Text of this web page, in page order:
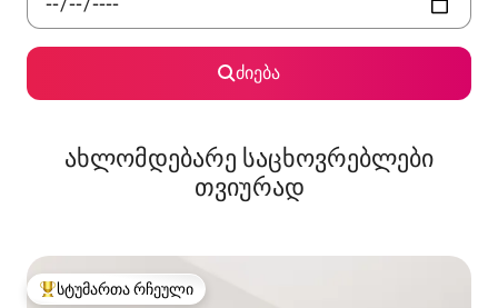
ძიება
ახლომდებარე საცხოვრებლები
თვიურად
სტუმართა რჩეული მოწინავე ვარიანტი
სტუმართა რჩეული